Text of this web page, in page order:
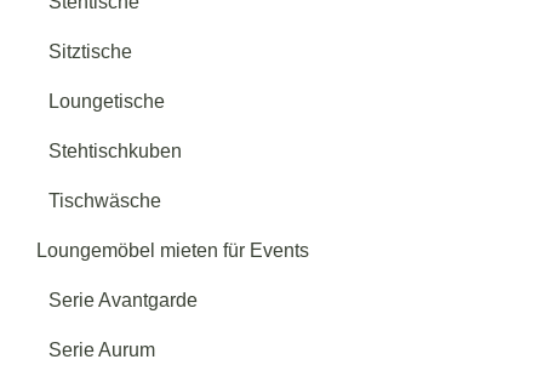
Sitztische
Loungetische
Stehtischkuben
Tischwäsche
Loungemöbel mieten für Events
Serie Avantgarde
Serie Aurum